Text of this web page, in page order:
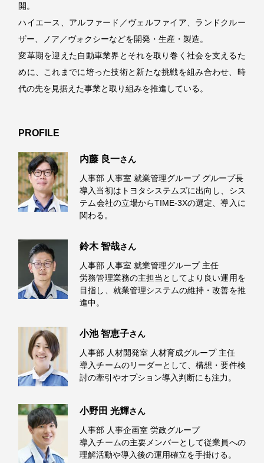
開。
ハイエース、アルファード／ヴェルファイア、ランドクルー
ザー、ノア／ヴォクシーなどを開発・生産・製造。
変革期を迎えた自動車業界とそれを取り巻く社会を支えるた
めに、これまでに培った技術と新たな挑戦を組み合わせ、時
代の先を見据えた事業と取り組みを推進している。
PROFILE
内藤 良一さん
人事部 人事室 就業管理グループ グループ長
導入当初はトヨタシステムズに出向し、シス
テム会社の立場からTIME-3Xの選定、導入に
関わる。
鈴木 智哉さん
人事部 人事室 就業管理グループ 主任
労務管理業務の主担当としてより良い運用を
目指し、就業管理システムの維持・改善を推
進中。
小池 智恵子さん
人事部 人材開発室 人材育成グループ 主任
導入チームのリーダーとして、構想・要件検
討の牽引やオプション導入判断にも注力。
小野田 光輝さん
人事部 人事企画室 労政グループ
導入チームの主要メンバーとして従業員への
理解活動や導入後の運用確立を手掛ける。